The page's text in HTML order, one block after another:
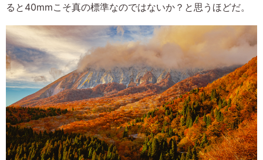
ると40mmこそ真の標準なのではないか？と思うほどだ。